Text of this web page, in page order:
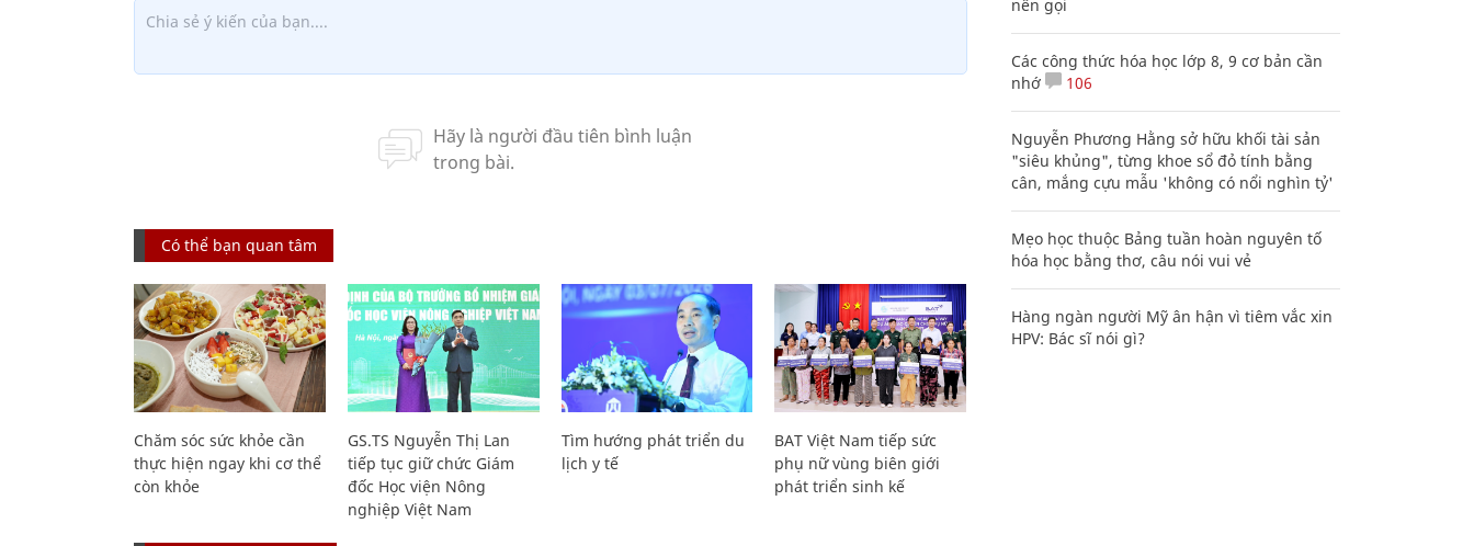
Có thể bạn quan tâm
Chăm sóc sức khỏe cần
thực hiện ngay khi cơ thể
còn khỏe
GS.TS Nguyễn Thị Lan
tiếp tục giữ chức Giám
đốc Học viện Nông
nghiệp Việt Nam
Tìm hướng phát triển du
lịch y tế
BAT Việt Nam tiếp sức
phụ nữ vùng biên giới
phát triển sinh kế
nên gọi
Các công thức hóa học lớp 8, 9 cơ bản cần
nhớ
106
Nguyễn Phương Hằng sở hữu khối tài sản
"siêu khủng", từng khoe sổ đỏ tính bằng
cân, mắng cựu mẫu 'không có nổi nghìn tỷ'
Mẹo học thuộc Bảng tuần hoàn nguyên tố
hóa học bằng thơ, câu nói vui vẻ
Hàng ngàn người Mỹ ân hận vì tiêm vắc xin
HPV: Bác sĩ nói gì?